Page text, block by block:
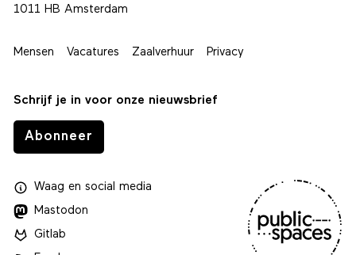
1011 HB Amsterdam
Mensen Vacatures Zaalverhuur Privacy
Schrijf je in voor onze nieuwsbrief
Abonneer
Waagen social media
Mastodon
Gitlab